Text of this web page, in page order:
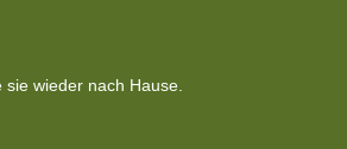
wieder nach Hause.